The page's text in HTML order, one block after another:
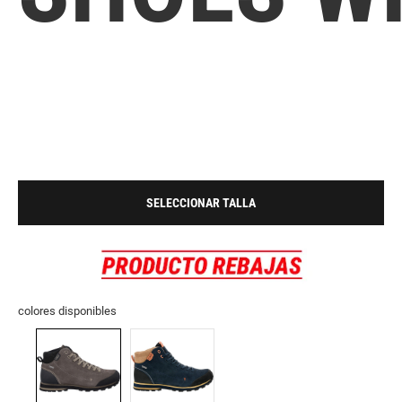
SELECCIONAR TALLA
colores disponibles